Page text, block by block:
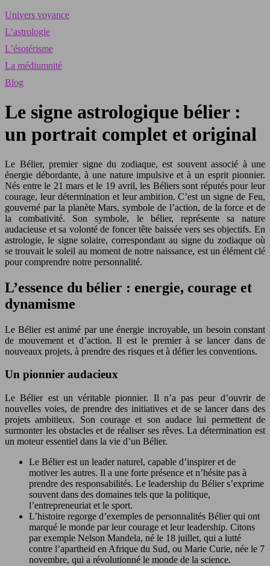
Univers voyance
L’astrologie
L’ésotérisme
La médiumnité
Blog
Le signe astrologique bélier :
un portrait complet et original
Le Bélier, premier signe du zodiaque, est souvent associé à une
énergie débordante, à une nature impulsive et à un esprit pionnier.
Nés entre le 21 mars et le 19 avril, les Béliers sont réputés pour leur
courage, leur détermination et leur ambition. C’est un signe de Feu,
gouverné par la planète Mars, symbole de l’action, de la force et de
la combativité. Son symbole, le bélier, représente sa nature
audacieuse et sa volonté de foncer tête baissée vers ses objectifs. En
astrologie, le signe solaire, correspondant au signe du zodiaque où
se trouvait le soleil au moment de notre naissance, est un élément clé
pour comprendre notre personnalité.
L’essence du bélier : energie, courage et
dynamisme
Le Bélier est animé par une énergie incroyable, un besoin constant
de mouvement et d’action. Il est le premier à se lancer dans de
nouveaux projets, à prendre des risques et à défier les conventions.
Un pionnier audacieux
Le Bélier est un véritable pionnier. Il n’a pas peur d’ouvrir de
nouvelles voies, de prendre des initiatives et de se lancer dans des
projets ambitieux. Son courage et son audace lui permettent de
surmonter les obstacles et de réaliser ses rêves. La détermination est
un moteur essentiel dans la vie d’un Bélier.
Le Bélier est un leader naturel, capable d’inspirer et de
motiver les autres. Il a une forte présence et n’hésite pas à
prendre des responsabilités. Le leadership du Bélier s’exprime
souvent dans des domaines tels que la politique,
l’entrepreneuriat et le sport.
L’histoire regorge d’exemples de personnalités Bélier qui ont
marqué le monde par leur courage et leur leadership. Citons
par exemple Nelson Mandela, né le 18 juillet, qui a lutté
contre l’apartheid en Afrique du Sud, ou Marie Curie, née le 7
novembre, qui a révolutionné le monde de la science.